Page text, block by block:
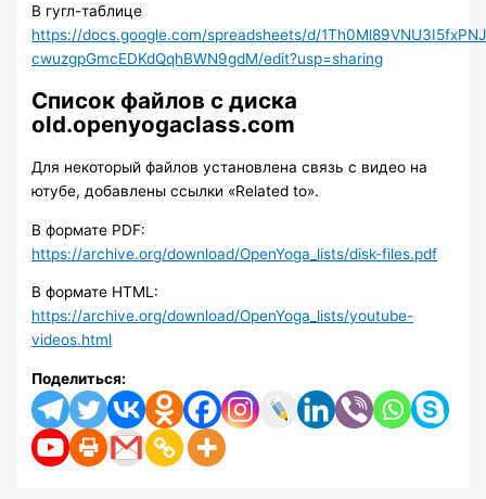
В гугл-таблице
https://docs.google.com/spreadsheets/d/
cwuzgpGmcEDKdQqhBWN9gdM/edit?usp=sharing
Список файлов с диска
old.openyogaclass.com
Для некоторый файлов установлена связь с видео на
ютубе, добавлены ссылки «Related to».
В формате PDF:
https://archive.org/download/OpenYoga_lists/disk-files.pdf
В формате HTML:
https://archive.org/download/OpenYoga_lists/youtube-
videos.html
Поделиться: